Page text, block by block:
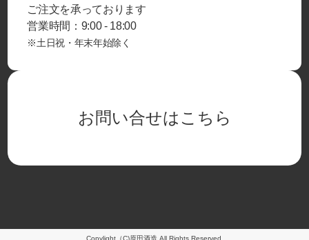
ご注文を承っております
営業時間：9:00 - 18:00
※土日祝・年末年始除く
お問い合せはこちら